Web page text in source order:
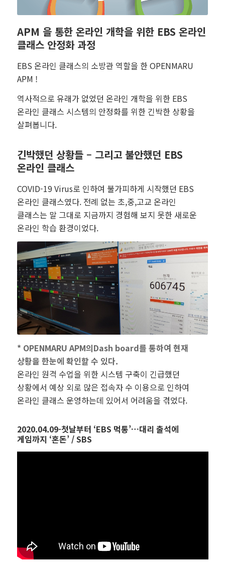
APM 을 통한 온라인 개학을 위한 EBS 온라인
클래스 안정화 과정
EBS 온라인 클래스의 소방관 역할을 한 OPENMARU
APM !
역사적으로 유래가 없었던 온라인 개학을 위한 EBS
온라인 클래스 시스템의 안정화를 위한 긴박한 상황을
살펴봅니다.
긴박했던 상황들 – 그리고 불안했던 EBS
온라인 클래스
COVID-19 Virus로 인하여 불가피하게 시작했던 EBS
온라인 클래스였다. 전례 없는 초,중,고교 온라인
클래스는 말 그대로 지금까지 경험해 보지 못한 새로운
온라인 학습 환경이었다.
* OPENMARU APM의Dash board를 통하여 현재
상황을 한눈에 확인할 수 있다.
온라인 원격 수업을 위한 시스템 구축이 긴급했던
상황에서 예상 외로 많은 접속자 수 이용으로 인하여
온라인 클래스 운영하는데 있어서 어려움을 겪었다.
2020.04.09-첫날부터 ‘EBS 먹통’…대리 출석에
게임까지 ‘혼돈’ / SBS